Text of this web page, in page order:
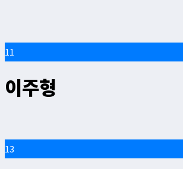
11
이주형
13